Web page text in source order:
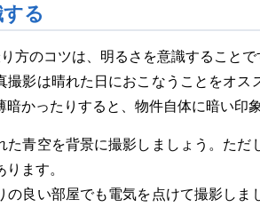
る
方のコツは、明るさを意識することで
撮影は晴れた日におこなうことをオス
暗かったりすると、物件自体に暗い印
た青空を背景に撮影しましょう。ただ
ます。
の良い部屋でも電気を点けて撮影し